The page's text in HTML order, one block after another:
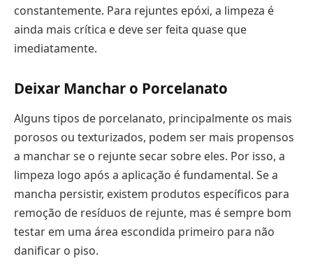
constantemente. Para rejuntes epóxi, a limpeza é
ainda mais crítica e deve ser feita quase que
imediatamente.
Deixar Manchar o Porcelanato
Alguns tipos de porcelanato, principalmente os mais
porosos ou texturizados, podem ser mais propensos
a manchar se o rejunte secar sobre eles. Por isso, a
limpeza logo após a aplicação é fundamental. Se a
mancha persistir, existem produtos específicos para
remoção de resíduos de rejunte, mas é sempre bom
testar em uma área escondida primeiro para não
danificar o piso.